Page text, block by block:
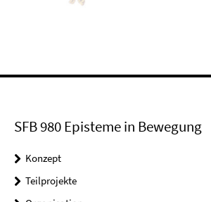
SFB 980 Episteme in Bewegung
Konzept
Teilprojekte